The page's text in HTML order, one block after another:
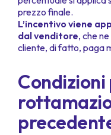
prezzo finale.
L’incentivo viene
dal venditore, che
cliente, di fatto, paga
Condizioni